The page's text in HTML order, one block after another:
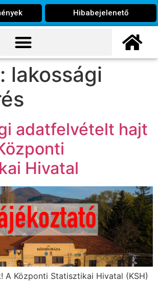
Hibabejelenető
lakossági
adatfelvételt hajt
Hivatal
A Központi Statisztikai Hivatal (KSH)